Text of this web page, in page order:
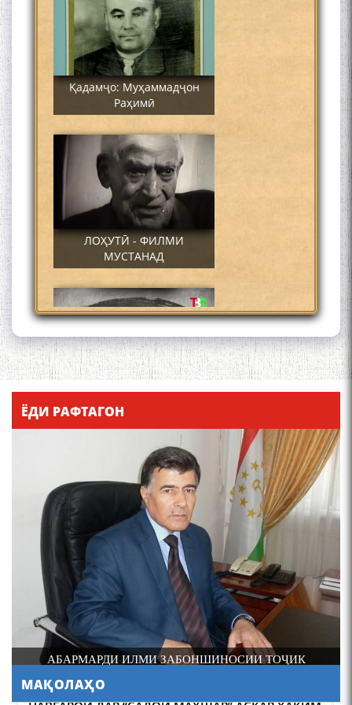
Қадамҷо: Муҳаммадҷон
Раҳимӣ
ЛОҲУТӢ - ФИЛМИ
МУСТАНАД
Қадамҷо - Лоҳутӣ
4-уми декабр- зодрӯзи
шоири абадзинда Абулқосим
Лоҳутӣ
АБУЛҚОСИМ ЛОҲУТӢ /
ЁДИ РАФТАГОН
ДОНИШМАНДИ ҲУНАРМАНД ВА ҲУНАРМАНДИ
МАҚОЛАҲО